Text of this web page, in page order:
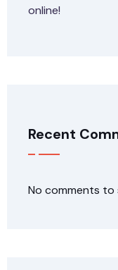
online!
Recent
No comments to